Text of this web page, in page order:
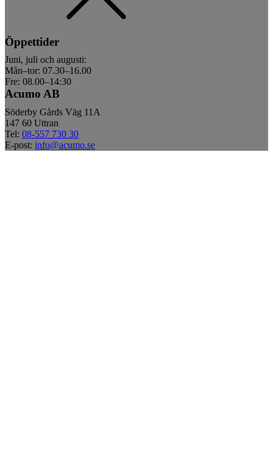
Öppettider
Juni, juli och augusti:
Mån–tor: 07.30–16.00
Fre: 08.00–14:30
Acumo AB
Söderby Gårds Väg 11A
147 60 Uttran
Tel: 08-557 730 30
E-post: info@acumo.se